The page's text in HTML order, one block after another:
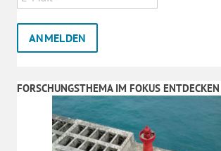
FORSCHUNGSTHEMA IM FOKUS ENTDECKEN